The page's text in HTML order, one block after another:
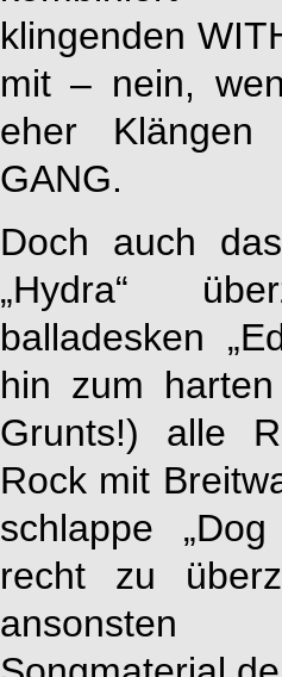
klingenden
mit – nein,
eher
GANG.
Doch auch
„Hydra“
balladesken
hin zum harten
Grunts!) alle
Rock mit
schlappe
recht zu
ansonsten